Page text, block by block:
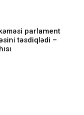
parlament
təsdiqlədi –